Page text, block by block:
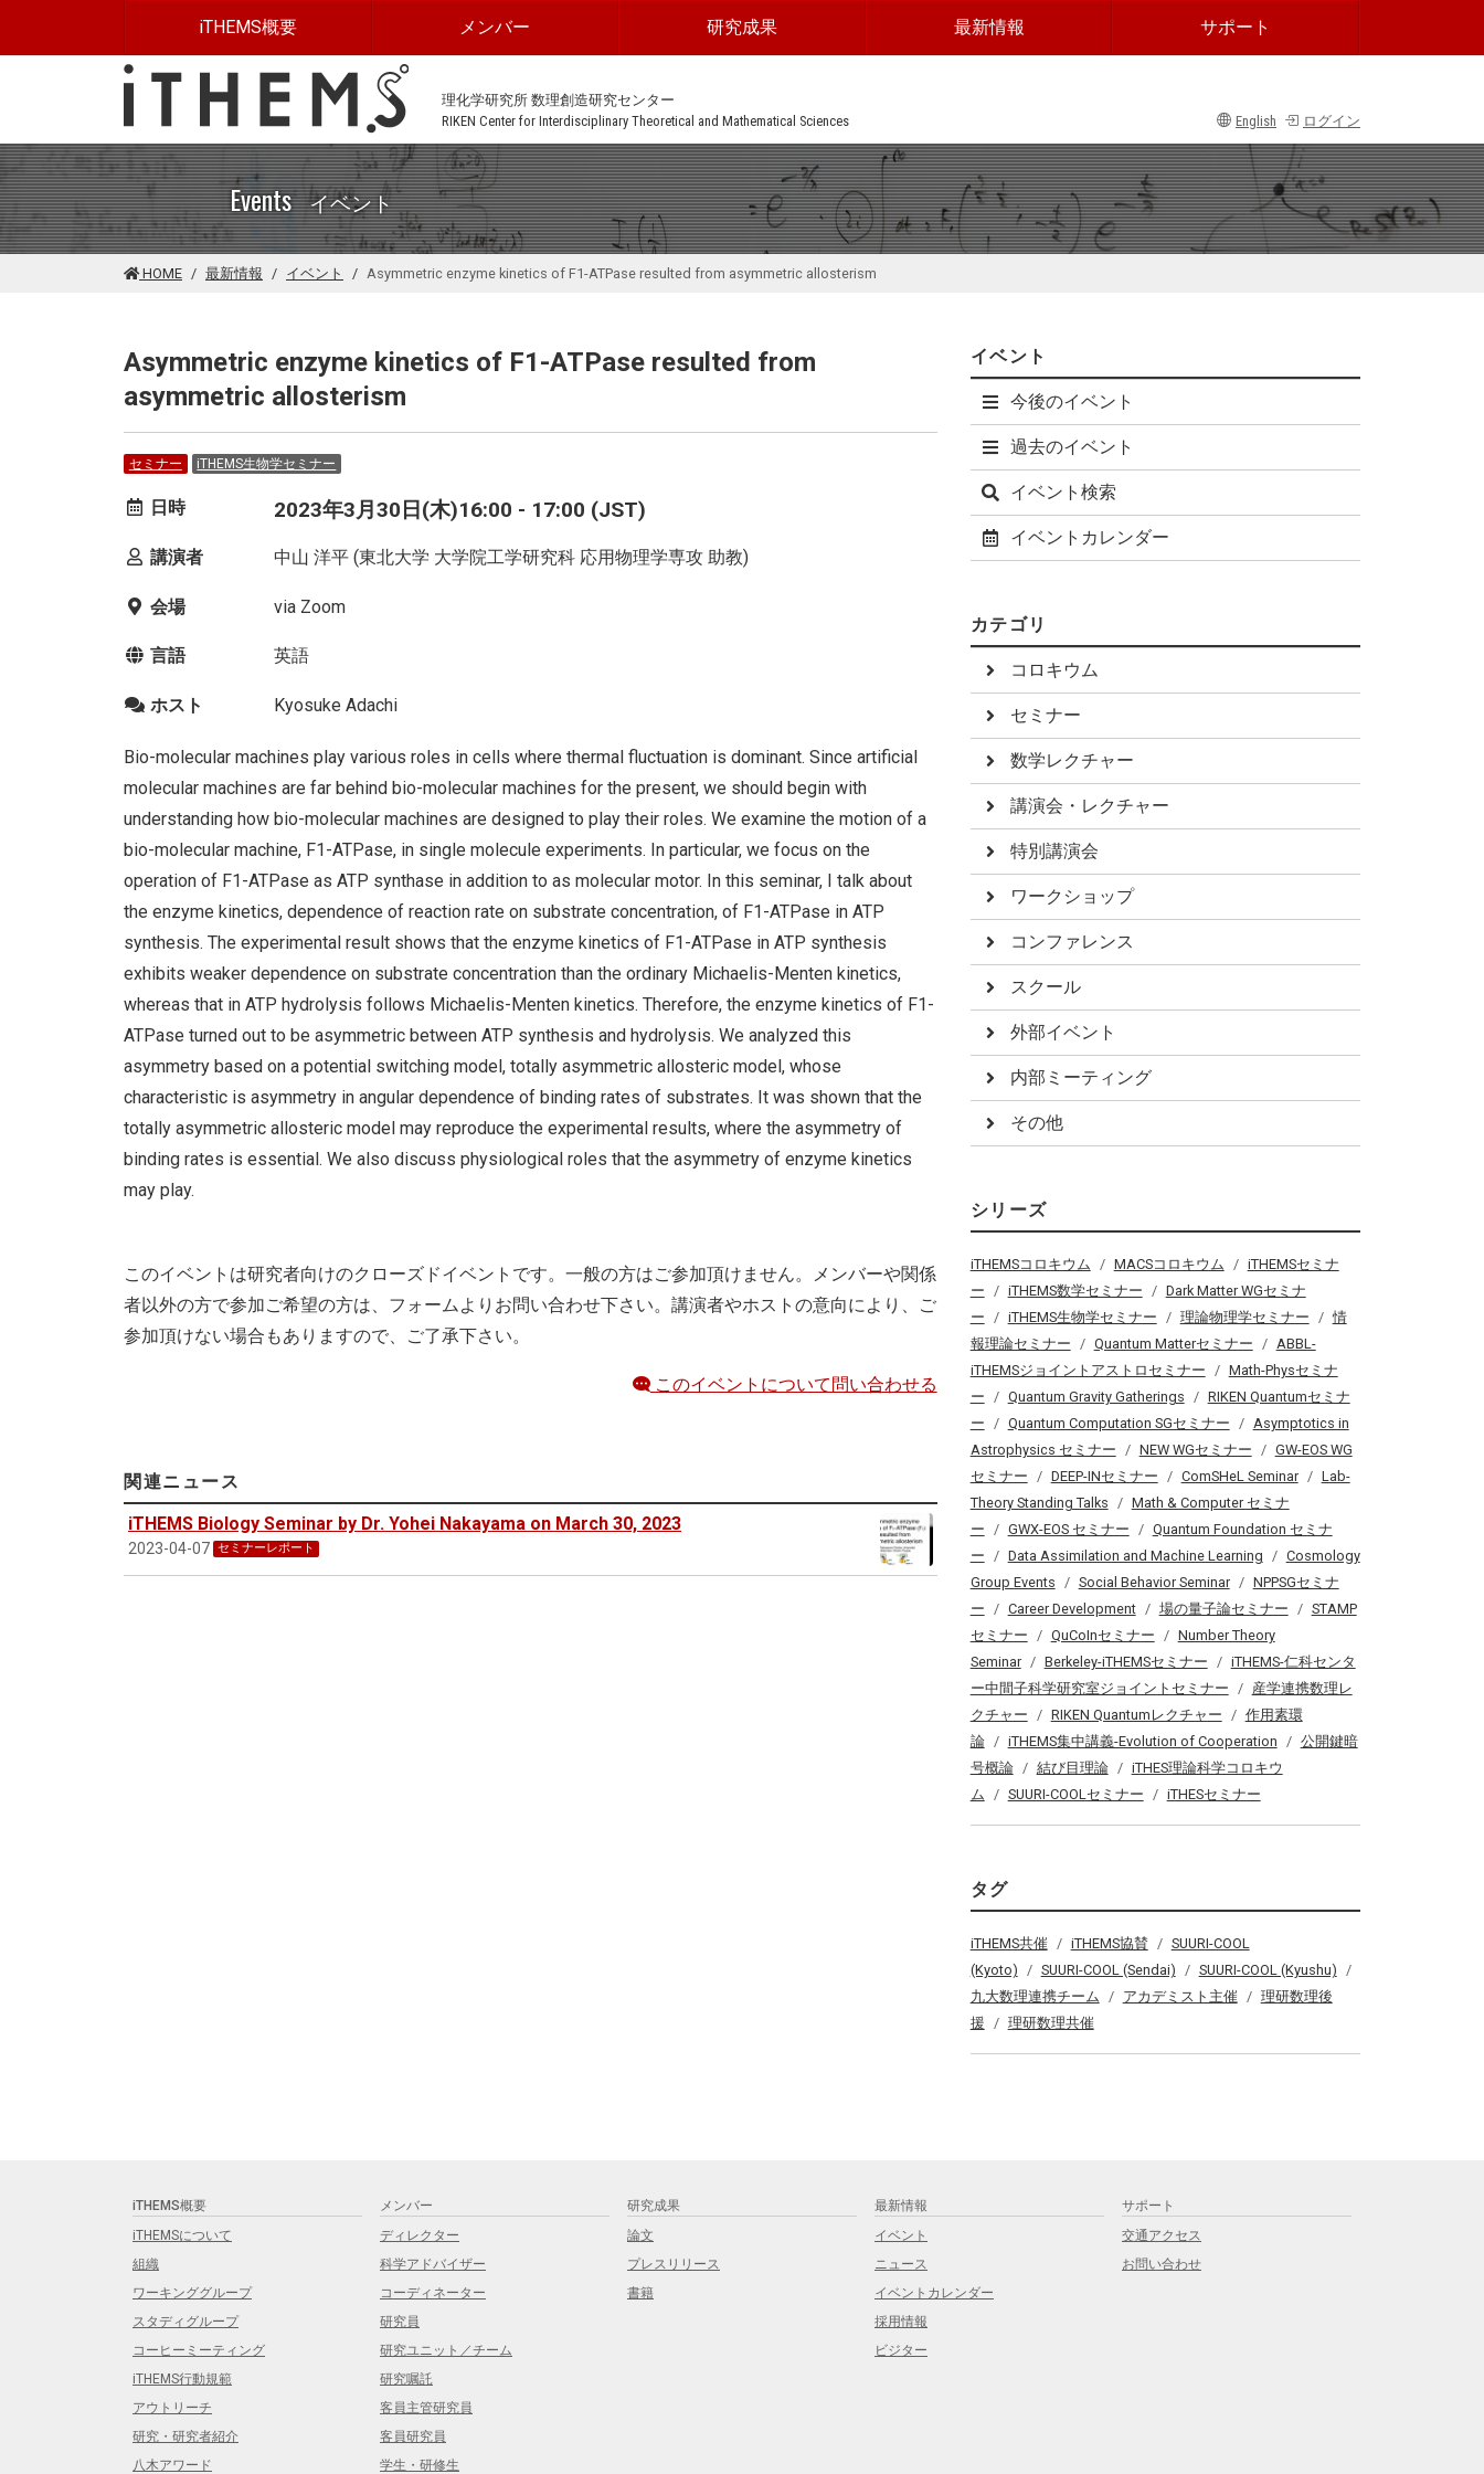
iTHEMS概要 メンバー 研究成果 最新情報 サポート
理化学研究所 数理創造研究センター
RIKEN Center for Interdisciplinary Theoretical and Mathematical Sciences
English ログイン
Events イベント
HOME 最新情報 イベント Asymmetric enzyme kinetics of F1-ATPase resulted from asymmetric allosterism
Asymmetric enzyme kinetics of F1-ATPase resulted from
asymmetric allosterism
セミナー iTHEMS生物学セミナー
日時 2023年3月30日(木)16:00 - 17:00 (JST)
講演者 中山 洋平 (東北大学 大学院工学研究科 応用物理学専攻 助教)
会場 via Zoom
言語 英語
ホスト Kyosuke Adachi
Bio-molecular machines play various roles in cells where thermal fluctuation is dominant. Since artificial
molecular machines are far behind bio-molecular machines for the present, we should begin with
understanding how bio-molecular machines are designed to play their roles. We examine the motion of a
bio-molecular machine, F1-ATPase, in single molecule experiments. In particular, we focus on the
operation of F1-ATPase as ATP synthase in addition to as molecular motor. In this seminar, I talk about
the enzyme kinetics, dependence of reaction rate on substrate concentration, of F1-ATPase in ATP
synthesis. The experimental result shows that the enzyme kinetics of F1-ATPase in ATP synthesis
exhibits weaker dependence on substrate concentration than the ordinary Michaelis-Menten kinetics,
whereas that in ATP hydrolysis follows Michaelis-Menten kinetics. Therefore, the enzyme kinetics of F1-
ATPase turned out to be asymmetric between ATP synthesis and hydrolysis. We analyzed this
asymmetry based on a potential switching model, totally asymmetric allosteric model, whose
characteristic is asymmetry in angular dependence of binding rates of substrates. It was shown that the
totally asymmetric allosteric model may reproduce the experimental results, where the asymmetry of
binding rates is essential. We also discuss physiological roles that the asymmetry of enzyme kinetics
may play.
このイベントは研究者向けのクローズドイベントです。一般の方はご参加頂けません。メンバーや関係
者以外の方で参加ご希望の方は、フォームよりお問い合わせ下さい。講演者やホストの意向により、ご
参加頂けない場合もありますので、ご了承下さい。
このイベントについて問い合わせる
関連ニュース
iTHEMS Biology Seminar by Dr. Yohei Nakayama on March 30, 2023
2023-04-07 セミナーレポート
イベント
今後のイベント
過去のイベント
イベント検索
イベントカレンダー
カテゴリ
コロキウム
セミナー
数学レクチャー
講演会・レクチャー
特別講演会
ワークショップ
コンファレンス
スクール
外部イベント
内部ミーティング
その他
シリーズ
iTHEMSコロキウム MACSコロキウム
iTHEMSセミナ
ー
iTHEMS数学セミナー
Dark Matter WGセミナ
ー
iTHEMS生物学セミナー 理論物理学セミナー
情
報理論セミナー
Quantum Matterセミナー
ABBL-
iTHEMSジョイントアストロセミナー
Math-Physセミナ
ー
Quantum Gravity Gatherings
RIKEN Quantumセミナ
ー
Quantum Computation SGセミナー
Asymptotics in
Astrophysics セミナー
NEW WGセミナー
GW-EOS WG
セミナー
DEEP-INセミナー ComSHeL Seminar
Lab-
Theory Standing Talks
Math & Computer セミナ
ー
GWX-EOS セミナー
Quantum Foundation セミナ
ー
Data Assimilation and Machine Learning
Cosmology
Group Events
Social Behavior Seminar
NPPSGセミナ
ー
Career Development 場の量子論セミナー
STAMP
セミナー
QuCoInセミナー
Number Theory
Seminar
Berkeley-iTHEMSセミナー
iTHEMS-仁科センタ
ー中間子科学研究室ジョイントセミナー
産学連携数理レ
クチャー
RIKEN Quantumレクチャー
作用素環
論
iTHEMS集中講義-Evolution of Cooperation
公開鍵暗
号概論
結び目理論
iTHES理論科学コロキウ
ム
SUURI-COOLセミナー iTHESセミナー
タグ
iTHEMS共催 iTHEMS協賛
SUURI-COOL
(Kyoto)
SUURI-COOL (Sendai)
SUURI-COOL (Kyushu)
九大数理連携チーム
アカデミスト主催
理研数理後
援
理研数理共催
iTHEMS概要
iTHEMSについて
組織
ワーキンググループ
スタディグループ
コーヒーミーティング
iTHEMS行動規範
アウトリーチ
研究・研究者紹介
八木アワード
メンバー
ディレクター
科学アドバイザー
コーディネーター
研究員
研究ユニット／チーム
研究嘱託
客員主管研究員
客員研究員
学生・研修生
研究成果
論文
プレスリリース
書籍
最新情報
イベント
ニュース
イベントカレンダー
採用情報
ビジター
サポート
交通アクセス
お問い合わせ